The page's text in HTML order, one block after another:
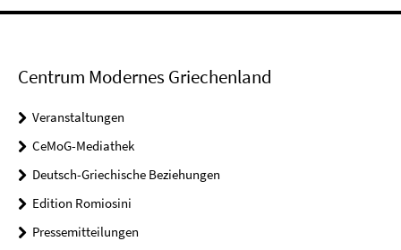
Centrum Modernes Griechenland
Veranstaltungen
CeMoG-Mediathek
Deutsch-Griechische Beziehungen
Edition Romiosini
Pressemitteilungen